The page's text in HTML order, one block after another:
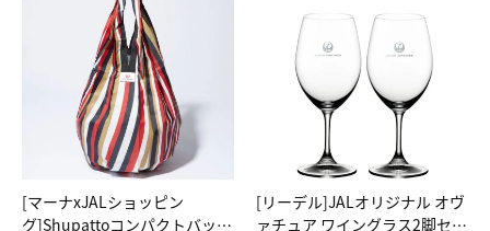
[マーナxJALショッピン
グ]Shupattoコンパクトバッグ
[リーデル]JALオリジナル オヴ
ァチュア ワイングラス2脚セッ